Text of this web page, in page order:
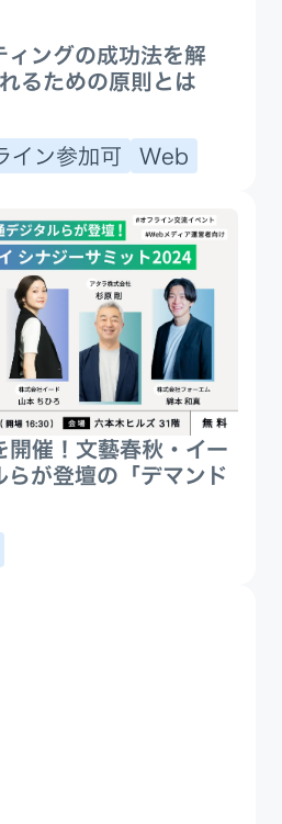
ィングの成功法を解
るための原則とは
イン参加可 Web
催！文藝春秋・イー
らが登壇の「デマンド